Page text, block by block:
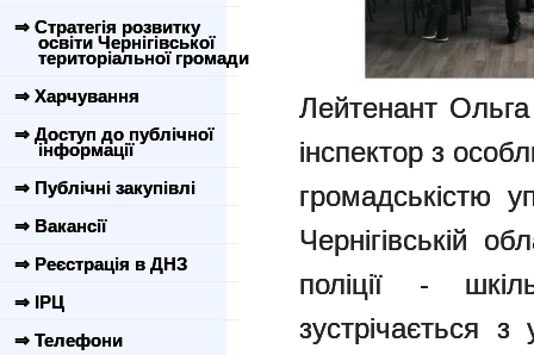
⇒ Стратегія розвитку
освіти Чернігівської
територіальної громади
⇒ Харчування
⇒ Доступ до публічної
інформації
⇒ Публічні закупівлі
⇒ Вакансії
⇒ Реєстрація в ДНЗ
⇒ ІРЦ
⇒ Телефони
Лейтенант
інспектор з
громадськістю
Чернігівській
поліції -
зустрічається